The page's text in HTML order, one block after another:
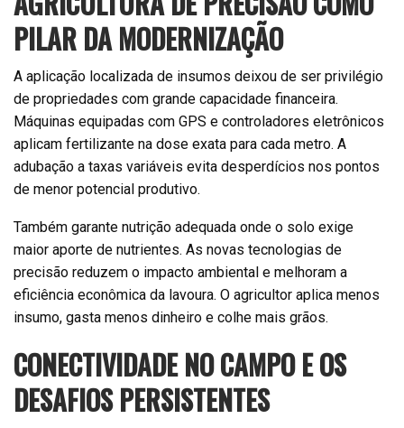
PILAR DA MODERNIZAÇÃO
A aplicação localizada de insumos deixou de ser privilégio
de propriedades com grande capacidade financeira.
Máquinas equipadas com GPS e controladores eletrônicos
aplicam fertilizante na dose exata para cada metro. A
adubação a taxas variáveis evita desperdícios nos pontos
de menor potencial produtivo.
Também garante nutrição adequada onde o solo exige
maior aporte de nutrientes. As novas tecnologias de
precisão reduzem o impacto ambiental e melhoram a
eficiência econômica da lavoura. O agricultor aplica menos
insumo, gasta menos dinheiro e colhe mais grãos.
CONECTIVIDADE NO CAMPO E OS
DESAFIOS PERSISTENTES